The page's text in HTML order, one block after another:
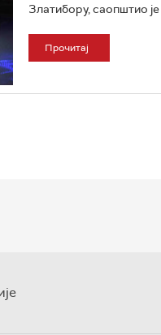
Златибору, саопштио
Прочитај